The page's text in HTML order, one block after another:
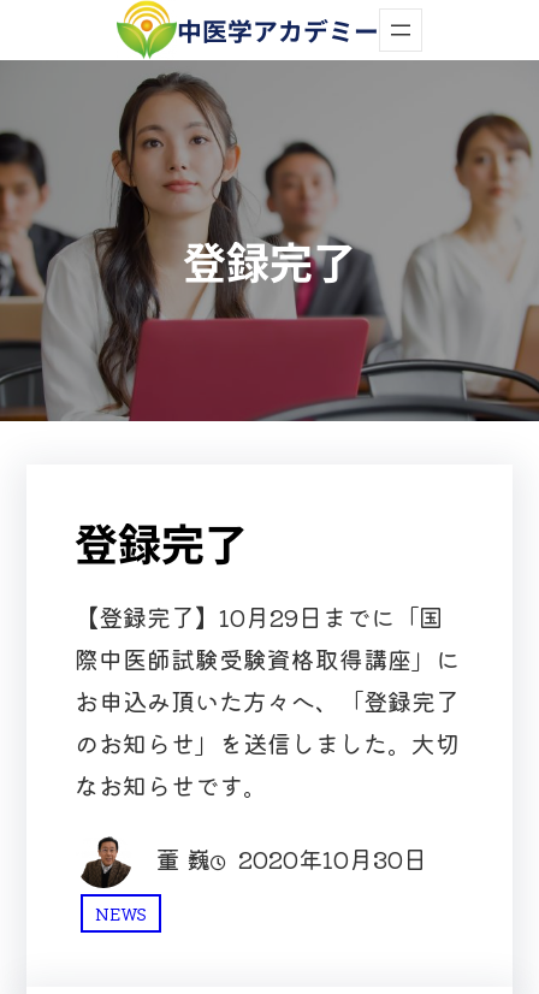
容
ス
キ
ッ
プ
中医学アカデミー
登録完了
登録完了
【登録完了】10月29日までに「国
際中医師試験受験資格取得講座」に
お申込み頂いた方々へ、「登録完了
のお知らせ」を送信しました。大切
なお知らせです。
董 巍 2020年10月30日
NEWS